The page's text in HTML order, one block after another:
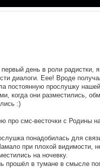
день в роли радистки,
диалоги. Еее! Вроде
постоянную прослушку
когда они разместились,
:)
про смс-весточки с Родины
понадобилась для
при плохой видимости,
на ночевку.
прошёл в тумане в смысле